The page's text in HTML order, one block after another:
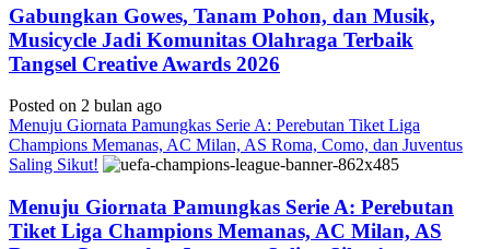
Gabungkan Gowes, Tanam Pohon, dan Musik,
Musicycle Jadi Komunitas Olahraga Terbaik
Tangsel Creative Awards 2026
Posted on 2 bulan ago
Menuju Giornata Pamungkas Serie A: Perebutan Tiket Liga
Champions Memanas, AC Milan, AS Roma, Como, dan Juventus
Saling Sikut!
Menuju Giornata Pamungkas Serie A: Perebutan
Tiket Liga Champions Memanas, AC Milan, AS